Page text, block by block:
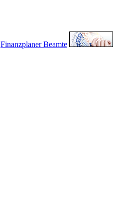
Finanzplaner Beamte